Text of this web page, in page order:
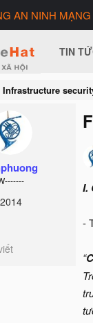
AN NINH MẠNG
TIN
Infrastructure
I.
-
“